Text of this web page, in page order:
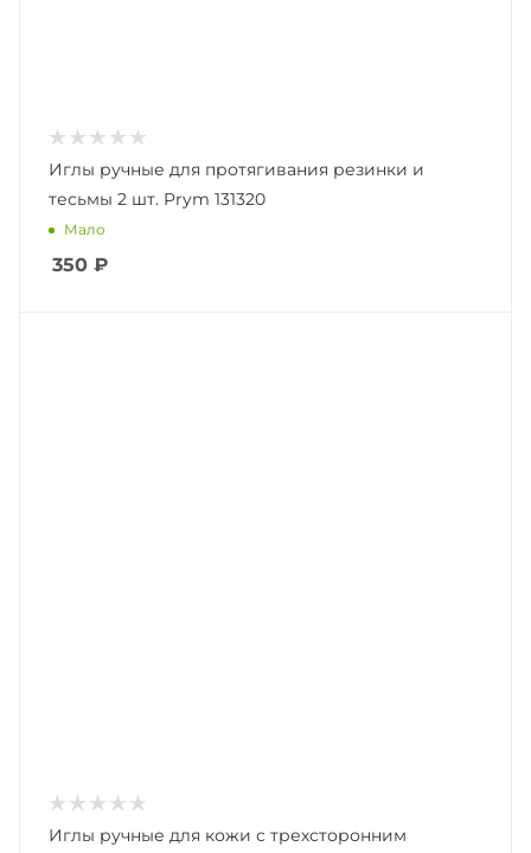
Иглы ручные для протягивания резинки и
тесьмы 2 шт. Prym 131320
Мало
350 ₽
Иглы ручные для кожи с трехсторонним